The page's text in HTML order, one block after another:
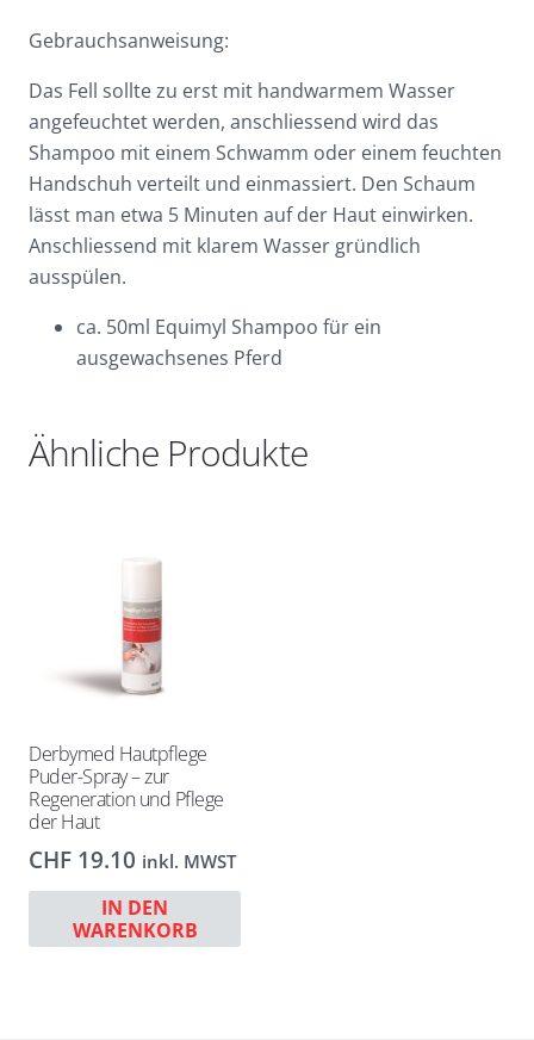
Gebrauchsanweisung:
Das Fell sollte zu erst mit handwarmem Wasser
angefeuchtet werden, anschliessend wird das
Shampoo mit einem Schwamm oder einem feuchten
Handschuh verteilt und einmassiert. Den Schaum
lässt man etwa 5 Minuten auf der Haut einwirken.
Anschliessend mit klarem Wasser gründlich
ausspülen.
ca. 50ml Equimyl Shampoo für ein
ausgewachsenes Pferd
Ähnliche Produkte
Derbymed Hautpflege
Puder-Spray – zur
Regeneration und Pflege
der Haut
CHF 19.10 inkl. MWST
IN DEN
WARENKORB